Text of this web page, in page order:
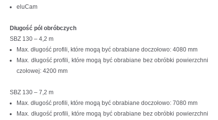
eluCam
Długość pól obróbczych
SBZ 130 – 4,2 m
Max. długość profili, które mogą być obrabiane doczołowo: 4080 mm
Max. długość profili, które mogą być obrabiane bez obróbki powierzchni
czołowej: 4200 mm
SBZ 130 – 7,2 m
Max. długość profili, które mogą być obrabiane doczołowo: 7080 mm
Max. długość profili, które mogą być obrabiane bez obróbki powierzchni